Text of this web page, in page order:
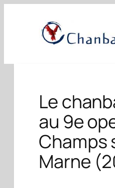
Le
au 9e
Champs
Marne